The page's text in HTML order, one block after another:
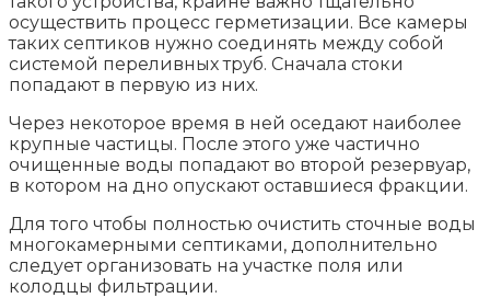
осуществить процесс герметизации. Все камеры
таких септиков нужно соединять между собой
системой переливных труб. Сначала стоки
попадают в первую из них.
Через некоторое время в ней оседают наиболее
крупные частицы. После этого уже частично
очищенные воды попадают во второй резервуар,
в котором на дно опускают оставшиеся фракции.
Для того чтобы полностью очистить сточные воды
многокамерными септиками, дополнительно
следует организовать на участке поля или
колодцы фильтрации.